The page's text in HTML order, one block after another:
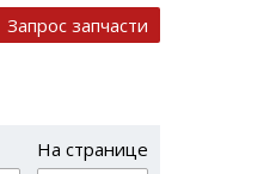
Запрос запчасти
На странице